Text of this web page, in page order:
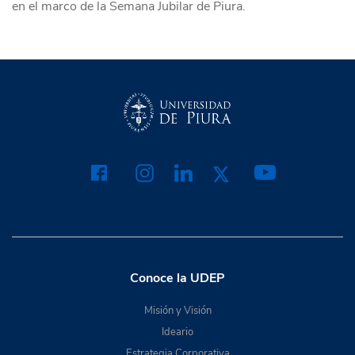
en el marco de la Semana Jubilar de Piura.
Conoce la UDEP
Misión y Visión
Ideario